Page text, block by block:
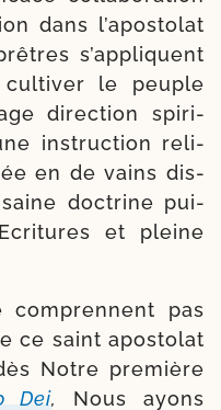
dans l’apostolat
s’appliquent
culti­ver le peuple
direc­tion spi­ri­
ins­truc­tion reli­
en de vains dis­
doc­trine pui­
et pleine
pas
ce saint apos­to­lat
Notre pre­mière
Dei,
Nous ayons